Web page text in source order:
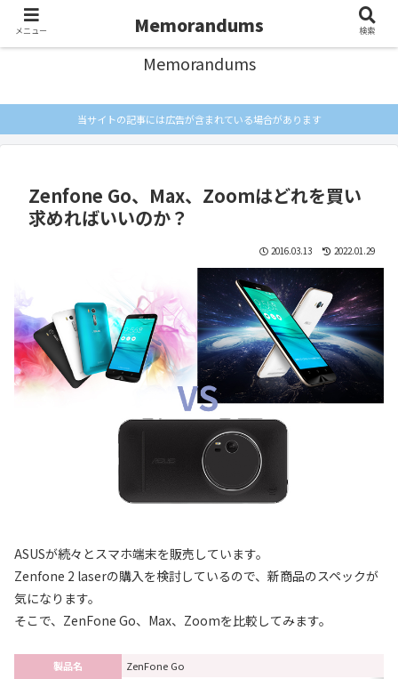
忘れないようにメモしとく
Memorandums
当サイトの記事には広告が含まれている場合があります
Zenfone Go、Max、Zoomはどれを買い
求めればいいのか？
2016.03.13 2022.01.29
ASUSが続々とスマホ端末を販売しています。
Zenfone 2 laserの購入を検討しているので、新商品のスペックが
気になります。
そこで、ZenFone Go、Max、Zoomを比較してみます。
製品名
ZenFone Go
メニュー Memorandums 検索